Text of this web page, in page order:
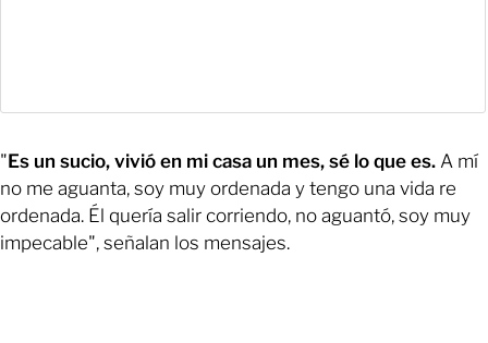
"Es un sucio, vivió en mi casa un mes, sé lo que es. A mí
no me aguanta, soy muy ordenada y tengo una vida re
ordenada. Él quería salir corriendo, no aguantó, soy muy
impecable", señalan los mensajes.